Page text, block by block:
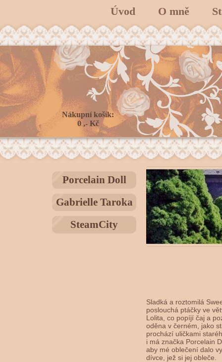
Úvod O mně
Nákupní košík:
0 ,- Kč
Porcelain Doll
Gabrielle Taroka
SteamCity
Sladká a roztomilá
poslouchá ptáčky ve
Lolita, co popíjí čaj a
oděna v černém, jako
prochází uličkami
i má značka Porcelain
aby mé oblečení dalo
dívce, jež si jej obleče.